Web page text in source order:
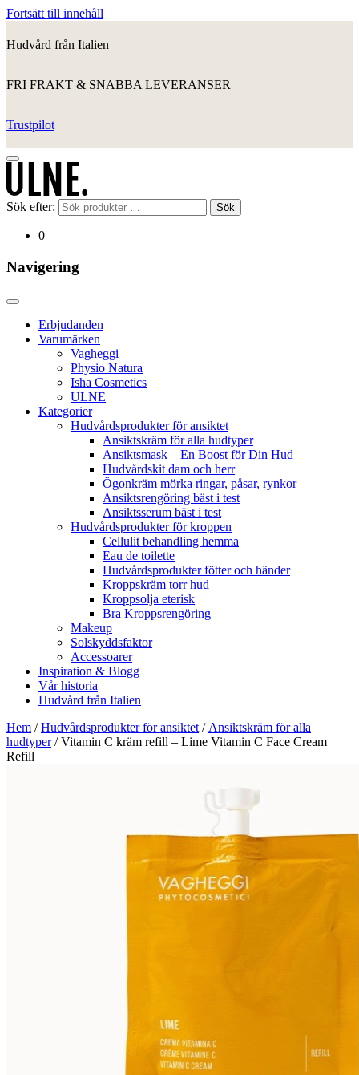
Fortsätt till innehåll
Hudvård från Italien
FRI FRAKT & SNABBA LEVERANSER
Trustpilot
Sök efter: Sök
0
Navigering
Erbjudanden
Varumärken
Vagheggi
Physio Natura
Isha Cosmetics
ULNE
Kategorier
Hudvårdsprodukter för ansiktet
Ansiktskräm för alla hudtyper
Ansiktsmask – En Boost för Din Hud
Hudvårdskit dam och herr
Ögonkräm mörka ringar, påsar, rynkor
Ansiktsrengöring bäst i test
Ansiktsserum bäst i test
Hudvårdsprodukter för kroppen
Cellulit behandling hemma
Eau de toilette
Hudvårdsprodukter fötter och händer
Kroppskräm torr hud
Kroppsolja eterisk
Bra Kroppsrengöring
Makeup
Solskyddsfaktor
Accessoarer
Inspiration & Blogg
Vår historia
Hudvård från Italien
Hem /Hudvårdsprodukter för ansiktet/Ansiktskräm för alla
hudtyper/ Vitamin C kräm refill – Lime Vitamin C Face Cream
Refill